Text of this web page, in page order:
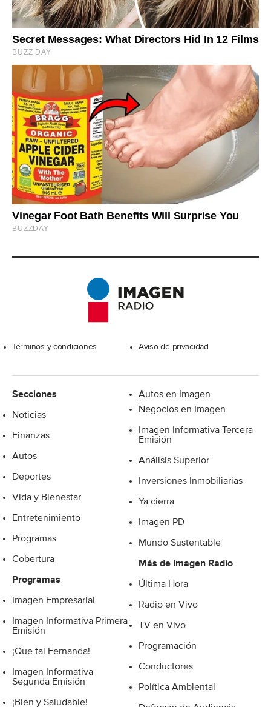
Términos y condiciones Aviso de privacidad
Secciones
Noticias
Finanzas
Autos
Deportes
Vida y Bienestar
Entretenimiento
Programas
Cobertura
Programas
Imagen Empresarial
Imagen Informativa Primera
Emisión
¡Que tal Fernanda!
Imagen Informativa
Segunda Emisión
¡Bien y Saludable!
Autos en Imagen
Negocios en Imagen
Imagen Informativa Tercera
Emisión
Análisis Superior
Inversiones Inmobiliarias
Ya cierra
Imagen PD
Mundo Sustentable
Más de Imagen Radio
Última Hora
Radio en Vivo
TV en Vivo
Programación
Conductores
Política Ambiental